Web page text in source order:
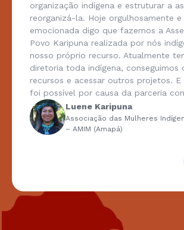
organização indígena e estruturar a
reorganizá-la. Hoje orgulhosamente
emocionada digo que fazemos a
Povo Karipuna realizada por nós
nosso próprio recurso. Atualmente
diretoria toda indígena, conseguimos
recursos e acessar outros projetos.
foi possível por causa da parceria
Luene Karipuna
Associação das Mulheres
– AMIM (Amapá)